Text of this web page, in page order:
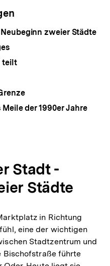
zweier Städte
teilt
der 1990er Jahre
Stadt -
Städte
in Richtung
eine der wichtigen
Stadtzentrum und
Bischofstraße führte